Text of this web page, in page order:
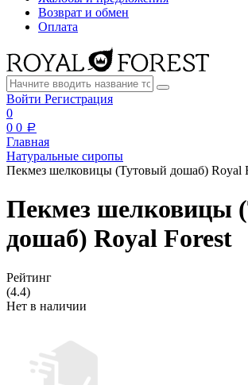
Возврат и обмен
Оплата
Войти Регистрация
0
0 0 a
Главная
Натуральные сиропы
Пекмез шелковицы (Тутовый дошаб) Royal
Пекмез шелковицы
дошаб) Royal Forest
Рейтинг
(4.4)
Нет в наличии